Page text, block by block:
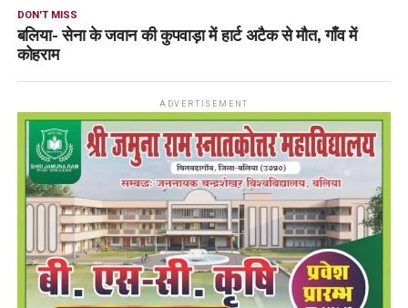
DON'T MISS
बलिया- सेना के जवान की कुपवाड़ा में हार्ट अटैक से मौत, गाँव में
कोहराम
ADVERTISEMENT